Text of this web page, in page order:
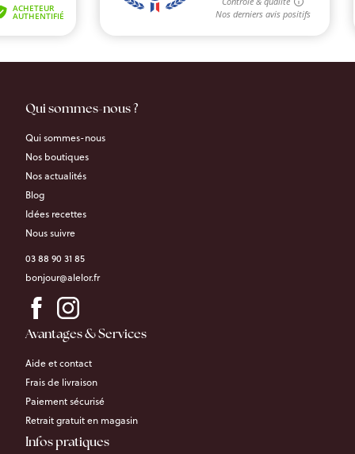
Qui sommes-nous ?
Qui sommes-nous
Nos boutiques
Nos actualités
Blog
Idées recettes
Nous suivre
03 88 90 31 85
bonjour@alelor.fr
Avantages & Services
Aide et contact
Frais de livraison
Paiement sécurisé
Retrait gratuit en magasin
Infos pratiques